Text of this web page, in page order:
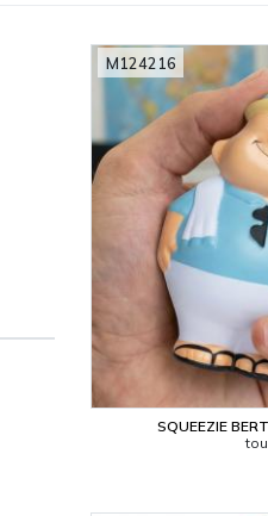
SQUEEZIE
M124216